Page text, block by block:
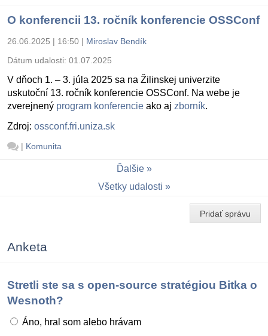
O konferencii 13. ročník konferencie OSSConf
26.06.2025 | 16:50 | Miroslav Bendík
Dátum udalosti: 01.07.2025
V dňoch 1. – 3. júla 2025 sa na Žilinskej univerzite
uskutoční 13. ročník konferencie OSSConf. Na webe je
zverejnený program konferencie ako aj zborník.
Zdroj: ossconf.fri.uniza.sk
| Komunita
Ďalšie
Všetky udalosti
Pridať správu
Anketa
Stretli ste sa s open-source stratégiou Bitka o
Wesnoth?
Áno, hral som alebo hrávam